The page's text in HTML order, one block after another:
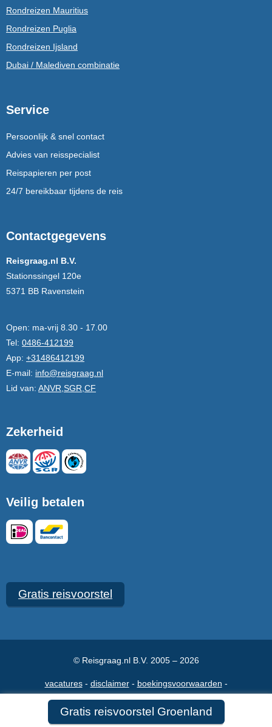
Gratis reisvoorstel Groenland
Rondreizen Mauritius
Rondreizen Puglia
Rondreizen Ijsland
Dubai / Malediven combinatie
Service
Persoonlijk & snel contact
Advies van reisspecialist
Reispapieren per post
24/7 bereikbaar tijdens de reis
Contactgegevens
Reisgraag.nl B.V.
Stationssingel 120e
5371 BB Ravenstein
Open: ma-vrij 8.30 - 17.00
Tel: 0486-412199
App: +31486412199
E-mail: info@reisgraag.nl
Lid van: ANVR,SGR,CF
Zekerheid
Veilig betalen
Gratis reisvoorstel
© Reisgraag.nl B.V. 2005 – 2026
vacatures disclaimer boekingsvoorwaarden
veelgestelde vragen over ons maak een afspraak